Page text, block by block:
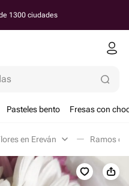
1300 ciudades
Pasteles bento Fresas con
en Ereván Ramos